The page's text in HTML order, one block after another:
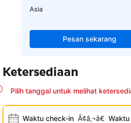
Asia
Pesan sekarang
Ketersediaan
Pilih tanggal untuk melihat
Waktu check-in Ã¢â‚¬â€